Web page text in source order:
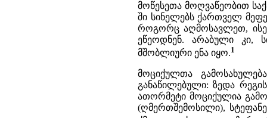
მოწესეთა მოღვაწეობით
ში სინელებს ქართველ
როგორც აღმოსავლეთ, ისე
ეწეოდნენ. არაბული კი,
მშობლიური ენა იყო.1
მოციქულთა
განაწილებული: ზედა
ათორმეტი მოციქულია
(ღმერთშემოსილი),